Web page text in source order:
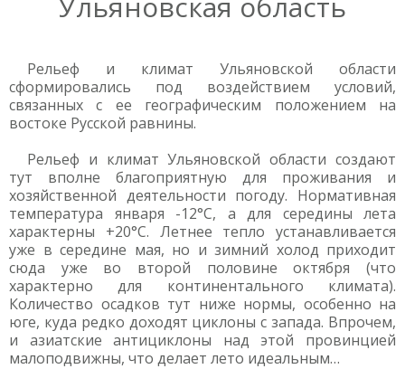
Рельеф и климат Ульяновской области
сформировались под воздействием условий,
связанных с ее географическим положением на
востоке Русской равнины.
Рельеф и климат Ульяновской области создают
тут вполне благоприятную для проживания и
хозяйственной деятельности погоду. Нормативная
температура января -12°C, а для середины лета
характерны +20°C. Летнее тепло устанавливается
уже в середине мая, но и зимний холод приходит
сюда уже во второй половине октября (что
характерно для континентального климата).
Количество осадков тут ниже нормы, особенно на
юге, куда редко доходят циклоны с запада. Впрочем,
и азиатские антициклоны над этой провинцией
малоподвижны, что делает лето идеальным…